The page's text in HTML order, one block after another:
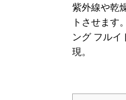
紫外線や乾
トさせます
ング フル
現。